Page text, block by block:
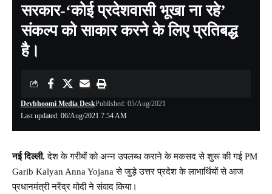
सरकार-‘कोई प्रदेशवासी भूखा ना रहे’
संकल्प को साकार करने के लिए प्रतिबद्ध
है।
Last updated: 06/Aug/2021 7:54 AM
Devbhoomi Media DeskPublished: 05/Aug/2021
नई दिल्ली. देश के गरीबों को अन्न उपलब्ध कराने के मकसद से शुरू की गई PM
Garib Kalyan Anna Yojana से जुड़े उत्तर प्रदेश के लाभार्थियों से आज
प्रधानमंत्री नरेंद्र मोदी ने संवाद किया।